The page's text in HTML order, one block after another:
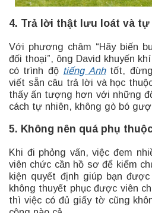
4. Trả lời thật lưu loát và tự
Với phương châm “Hãy biến
đối thoại”, ông David khuyến
có trình độ tiếng Anhtốt,
viết sẵn câu trả lời và học
thấy ấn tượng hơn với những
cách tự nhiên, không gò bó
5. Không nên quá phụ
Khi đi phỏng vấn, việc đem
viên chức cần hồ sơ để kiểm
kiện quyết định giúp bạn
không thuyết phục được viên
thì việc có đủ giấy tờ cũng